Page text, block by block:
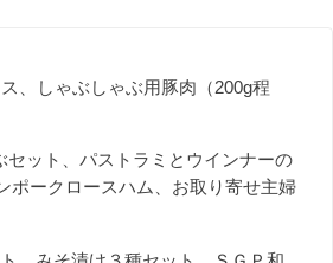
、しゃぶしゃぶ用豚肉（200g程
セット、パストラミとウインナーの
ポークロースハム、お取り寄せ主婦